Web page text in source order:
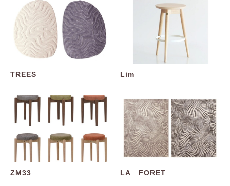
TREES Lim
ZM33 LA FORET